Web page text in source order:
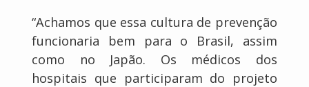
“Achamos que essa cultura de prevenção
funcionaria bem para o Brasil, assim
como no Japão. Os médicos dos
hospitais que participaram do projeto